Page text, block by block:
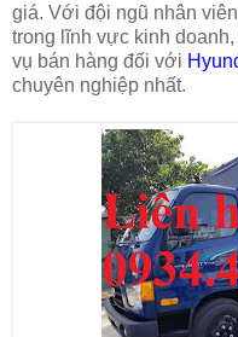
giá. Với đội ngũ nhân
trong lĩnh vực kinh
vụ bán hàng đối với
chuyên nghiệp nhất.